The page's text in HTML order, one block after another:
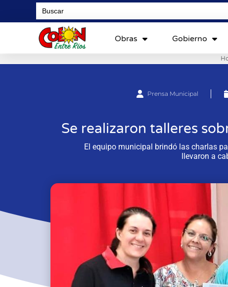
Search
for:
Obras Gobierno
Prensa Municipal
Se realizaron talleres
El equipo municipal brindó las charlas
llevaron a